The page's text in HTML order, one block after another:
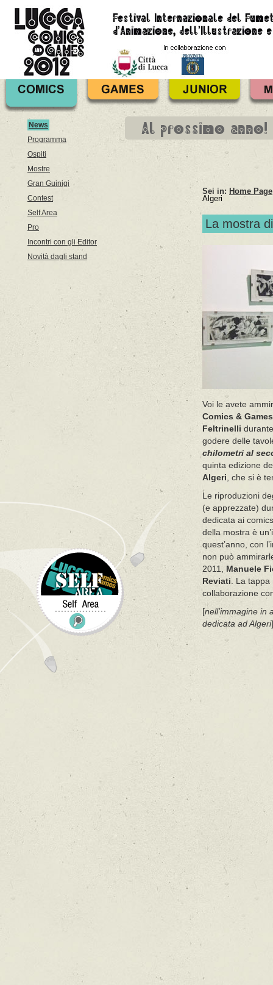
Al prossimo anno!
News
Programma
Ospiti
Mostre
Gran Guinigi
Contest
Self Area
Pro
Incontri con gli Editor
Novità dagli stand
Sei in: Home Page
Algeri
La mostra
Voi le avete
Comics & Games
Feltrinelli
godere delle
chilometri al
quinta edizione
Algeri, che si è
Le riproduzioni
(e apprezzate)
dedicata ai
della mostra è
quest’anno, con
non può
2011, Manuele
Reviati. La tappa
collaborazione
[nell’immagine in
dedicata ad Algeri]